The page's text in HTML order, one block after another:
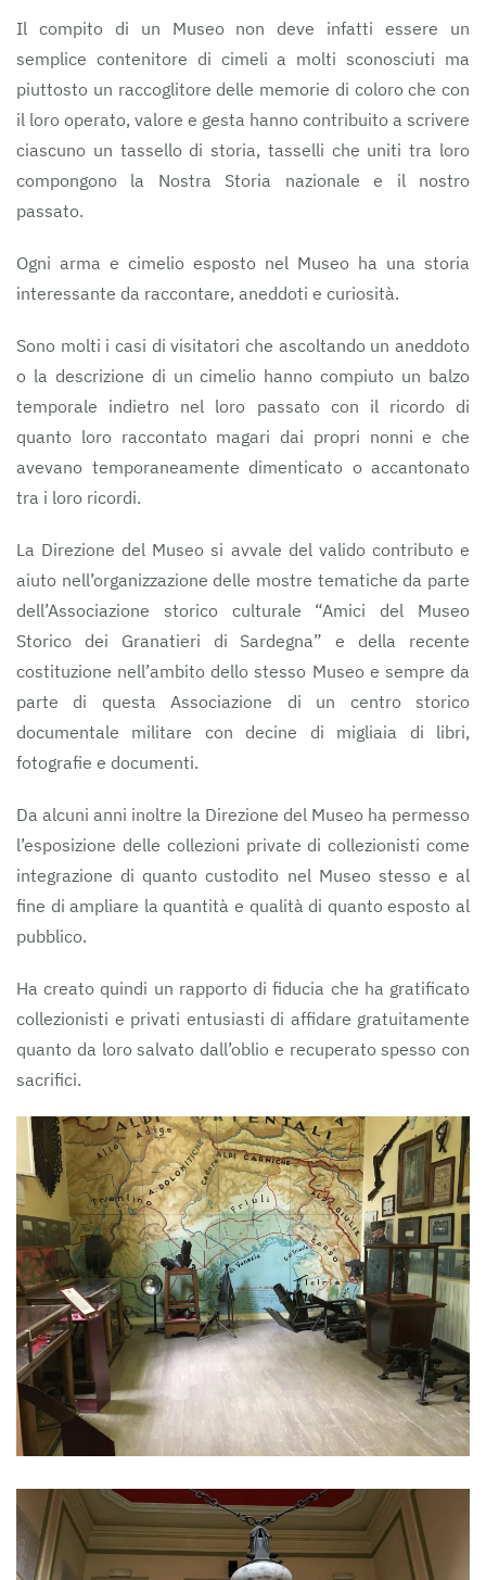
Il compito di un Museo non deve infatti essere un
semplice contenitore di cimeli a molti sconosciuti ma
piuttosto un raccoglitore delle memorie di coloro che con
il loro operato, valore e gesta hanno contribuito a scrivere
ciascuno un tassello di storia, tasselli che uniti tra loro
compongono la Nostra Storia nazionale e il nostro
passato.
Ogni arma e cimelio esposto nel Museo ha una storia
interessante da raccontare, aneddoti e curiosità.
Sono molti i casi di visitatori che ascoltando un aneddoto
o la descrizione di un cimelio hanno compiuto un balzo
temporale indietro nel loro passato con il ricordo di
quanto loro raccontato magari dai propri nonni e che
avevano temporaneamente dimenticato o accantonato
tra i loro ricordi.
La Direzione del Museo si avvale del valido contributo e
aiuto nell’organizzazione delle mostre tematiche da parte
dell’Associazione storico culturale “Amici del Museo
Storico dei Granatieri di Sardegna” e della recente
costituzione nell’ambito dello stesso Museo e sempre da
parte di questa Associazione di un centro storico
documentale militare con decine di migliaia di libri,
fotografie e documenti.
Da alcuni anni inoltre la Direzione del Museo ha permesso
l’esposizione delle collezioni private di collezionisti come
integrazione di quanto custodito nel Museo stesso e al
fine di ampliare la quantità e qualità di quanto esposto al
pubblico.
Ha creato quindi un rapporto di fiducia che ha gratificato
collezionisti e privati entusiasti di affidare gratuitamente
quanto da loro salvato dall’oblio e recuperato spesso con
sacrifici.